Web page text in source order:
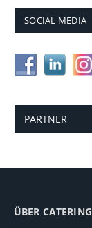
SOCIAL MEDIA
PARTNER
ÜBER CATERING